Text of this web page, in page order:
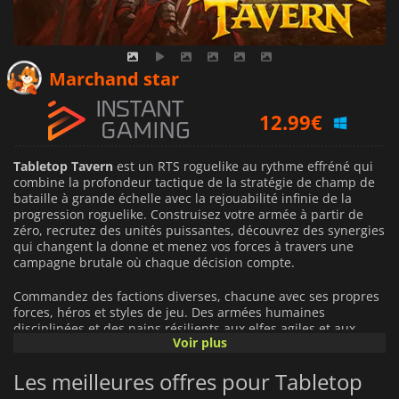
Marchand star
12.99€
12.66€
Tabletop Tavern est un RTS roguelike au rythme effréné qui
combine la profondeur tactique de la stratégie de champ de
bataille à grande échelle avec la rejouabilité infinie de la
progression roguelike. Construisez votre armée à partir de
zéro, recrutez des unités puissantes, découvrez des synergies
qui changent la donne et menez vos forces à travers une
campagne brutale où chaque décision compte.
Commandez des factions diverses, chacune avec ses propres
forces, héros et styles de jeu. Des armées humaines
disciplinées et des nains résilients aux elfes agiles et aux
créatures fantastiques monstrueuses, chaque partie offre de
d'armée et des stratégies. Débloquez des améliorations
puissantes, collectionnez de l'équipement rare et adaptez-
Voir plus
Les meilleures offres pour Tabletop